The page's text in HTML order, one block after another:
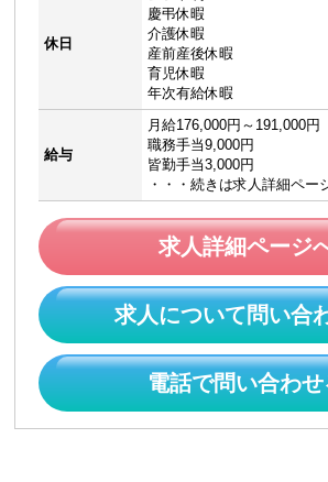
休日
慶弔休暇
介護休暇
産前産後休暇
育児休暇
年次有給休暇
給与
月給176,000円～191,000円
職務手当9,000円
皆勤手当3,000円
・・・続きは求人詳細ペー
求人詳細ページ
求人について問い合
電話で問い合わせ